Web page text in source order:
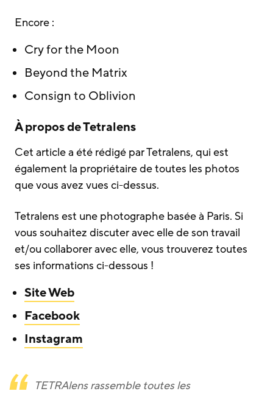
Encore :
Cry for the Moon
Beyond the Matrix
Consign to Oblivion
À propos de Tetralens
Cet article a été rédigé par Tetralens, qui est
également la propriétaire de toutes les photos
que vous avez vues ci-dessus.
Tetralens est une photographe basée à Paris. Si
vous souhaitez discuter avec elle de son travail
et/ou collaborer avec elle, vous trouverez toutes
ses informations ci-dessous !
Site Web
Facebook
Instagram
TETRAlens rassemble toutes les